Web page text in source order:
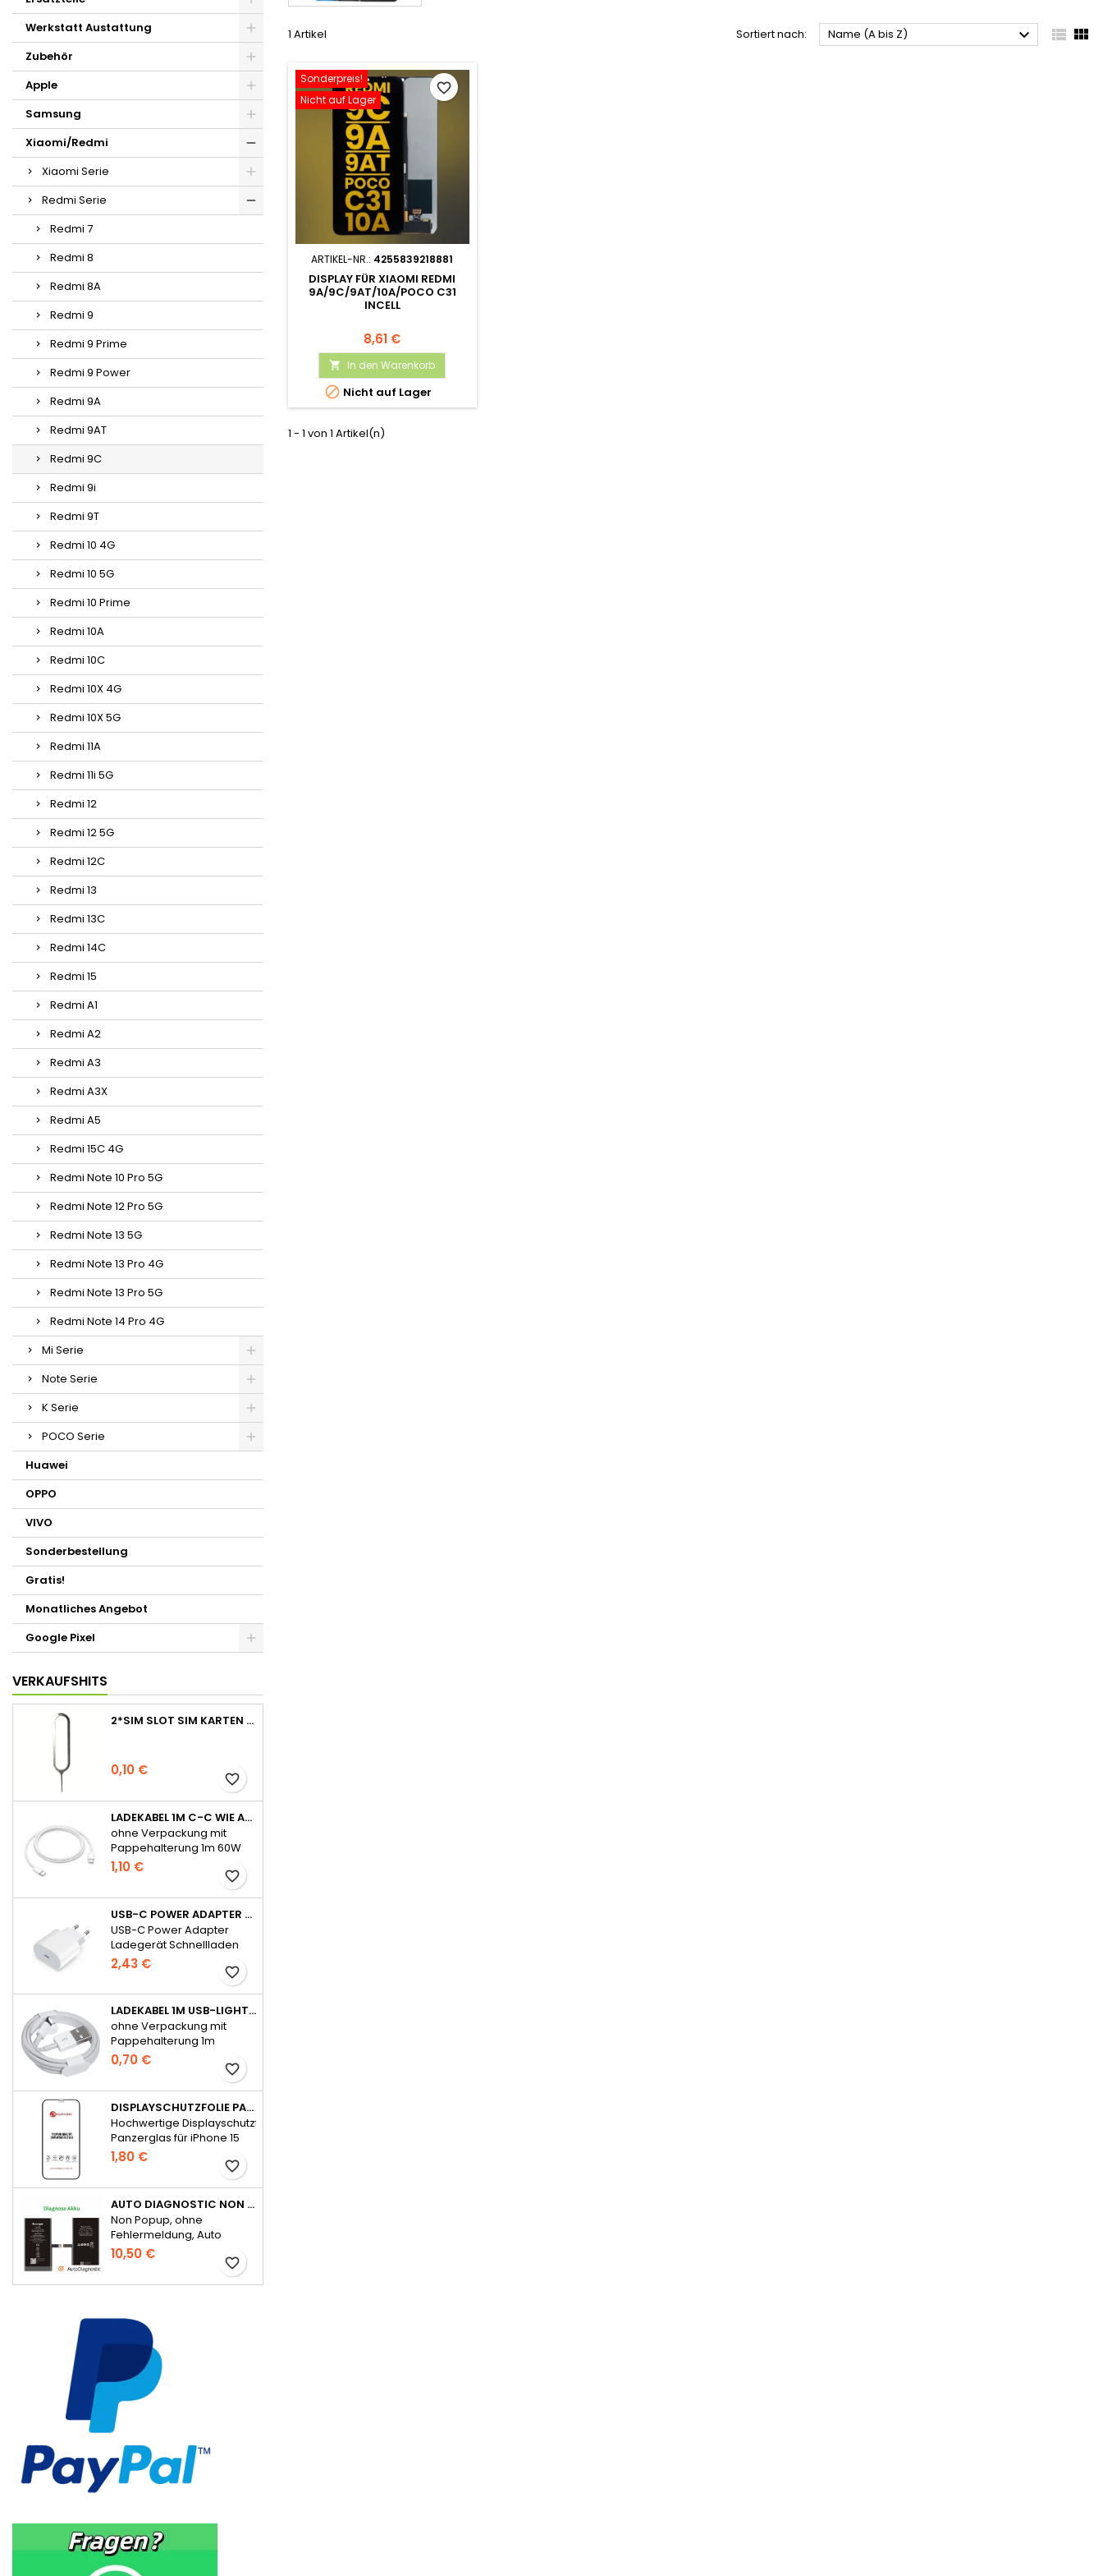
Werkstatt Austattung
Zubehör
Apple
Samsung
Xiaomi/Redmi
Xiaomi Serie
Redmi Serie
Redmi 7
Redmi 8
Redmi 8A
Redmi 9
Redmi 9 Prime
Redmi 9 Power
Redmi 9A
Redmi 9AT
Redmi 9C
Redmi 9i
Redmi 9T
Redmi 10 4G
Redmi 10 5G
Redmi 10 Prime
Redmi 10A
Redmi 10C
Redmi 10X 4G
Redmi 10X 5G
Redmi 11A
Redmi 11i 5G
Redmi 12
Redmi 12 5G
Redmi 12C
Redmi 13
Redmi 13C
Redmi 14C
Redmi 15
Redmi A1
Redmi A2
Redmi A3
Redmi A3X
Redmi A5
Redmi 15C 4G
Redmi Note 10 Pro 5G
Redmi Note 12 Pro 5G
Redmi Note 13 5G
Redmi Note 13 Pro 4G
Redmi Note 13 Pro 5G
Redmi Note 14 Pro 4G
Mi Serie
Note Serie
K Serie
POCO Serie
Huawei
OPPO
VIVO
Sonderbestellung
Gratis!
Monatliches Angebot
Google Pixel
VERKAUFSHITS
2*SIM SLOT SIM KARTEN STIFT NADEL PIN TRAY ÖFFNER EJECT TOOL
0,10 €
favorite_border
LADEKABEL 1M C-C WIE APPLE ORIGINAL FÜR IPHONE 15 SERIE OHNE VERPACKUNG
ohne Verpackung mit
Pappehalterung 1m 60W
für iPhone 15 Serie
1,10 €
favorite_border
USB-C POWER ADAPTER LADEGERÄT SCHNELLLADEN 20W FÜR APPLE - OHNE VERPACKUNG
USB-C Power Adapter
Ladegerät Schnellladen
20W für Apple
2,43 €
favorite_border
LADEKABEL 1M USB-LIGHTNING WIE APPLE ORIGINAL OHNE VERPACKUNG
ohne Verpackung mit
Pappehalterung 1m
0,70 €
favorite_border
DISPLAYSCHUTZFOLIE PANZERGLAS FÜR IPHONE 15 SERIE FULL GLUE
Hochwertige Displayschutzfolie
Panzerglas für iPhone 15
Serie Full Glue
1,80 €
favorite_border
AUTO DIAGNOSTIC NON POPUP AKKU FÜR IPHONE 14 OHNE FEHLERMELDUNG
Non Popup, ohne
Fehlermeldung, Auto
Diagnostic
10,50 €
favorite_border
1 Artikel Sortiert nach: Name (A bis Z)   
Sonderpreis!
Nicht auf Lager
ARTIKEL-NR.: 4255839218881
DISPLAY FÜR XIAOMI REDMI
9A/9C/9AT/10A/POCO C31
INCELL
8,61 €
 In den Warenkorb
 Nicht auf Lager
favorite_border
1 - 1 von 1 Artikel(n)